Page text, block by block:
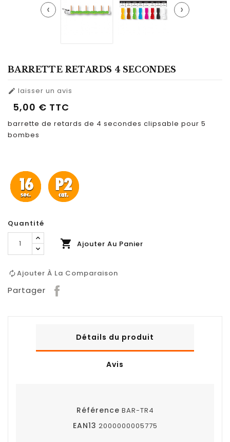
‹ ›
BARRETTE RETARDS 4 SECONDES
 laisser un avis
5,00 € TTC
barrette de retards de 4 secondes clipsable pour 5
bombes
Quantité
 Ajouter Au Panier
Ajouter À La Comparaison
Partager
Détails du produit
Avis
Référence BAR-TR4
EAN13 2000000005775